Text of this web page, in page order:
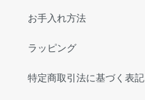
お手入れ方法
ラッピング
特定商取引法に基づく表記